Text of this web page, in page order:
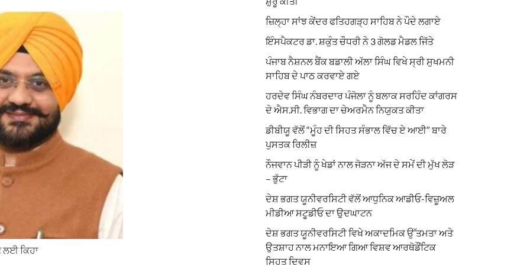
ਲਈ ਕਿਹਾ
ਜ਼ਿਲ੍ਹਾ ਸਾਂਝ ਕੇਂਦਰ ਫਤਿਹਗੜ੍ਹ ਸਾਹਿਬ ਨੇ ਪੌਦੇ ਲਗਾਏ
ਇੰਸਪੈਕਟਰ ਡਾ. ਸ਼ਕੁੰਤ ਚੌਧਰੀ ਨੇ 3 ਗੋਲਡ ਮੈਡਲ ਜਿੱਤੇ
ਪੰਜਾਬ ਨੈਸ਼ਨਲ ਬੈਂਕ ਬਡਾਲੀ ਅੱਲਾ ਸਿੰਘ ਵਿਖੇ ਸ੍ਰੀ ਸੁਖਮਨੀ
ਸਾਹਿਬ ਦੇ ਪਾਠ ਕਰਵਾਏ ਗਏ
ਹਰਦੇਵ ਸਿੰਘ ਨੰਬਰਦਾਰ ਪੰਜੋਲਾ ਨੂੰ ਬਲਾਕ ਸਰਹਿੰਦ ਕਾਂਗਰਸ
ਦੇ ਐਸ.ਸੀ. ਵਿਭਾਗ ਦਾ ਚੇਅਰਮੈਨ ਨਿਯੁਕਤ ਕੀਤਾ
ਡੀਬੀਯੂ ਵੱਲੋਂ “ਮੂੰਹ ਦੀ ਸਿਹਤ ਸੰਭਾਲ ਵਿੱਚ ਏ ਆਈ” ਬਾਰੇ
ਪੁਸਤਕ ਰਿਲੀਜ਼
ਨੌਜਵਾਨ ਪੀੜੀ ਨੂੰ ਖੇਡਾਂ ਨਾਲ ਜੋੜਨਾ ਅੱਜ ਦੇ ਸਮੇਂ ਦੀ ਮੁੱਖ ਲੋੜ
– ਭੁੱਟਾ
ਦੇਸ਼ ਭਗਤ ਯੂਨੀਵਰਸਿਟੀ ਵੱਲੋਂ ਆਧੁਨਿਕ ਆਡੀਓ-ਵਿਜ਼ੂਅਲ
ਮੀਡੀਆ ਸਟੂਡੀਓ ਦਾ ਉਦਘਾਟਨ
ਦੇਸ਼ ਭਗਤ ਯੂਨੀਵਰਸਿਟੀ ਵਿਖੇ ਅਕਾਦਮਿਕ ਉੱਤਮਤਾ ਅਤੇ
ਉਤਸ਼ਾਹ ਨਾਲ ਮਨਾਇਆ ਗਿਆ ਵਿਸ਼ਵ ਆਰਥੋਡੌਂਟਿਕ
ਸਿਹਤ ਦਿਵਸ